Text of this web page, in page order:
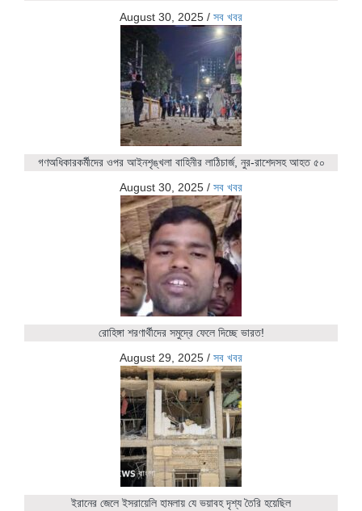
August 30, 2025 / সব খবর
গণঅধিকারকর্মীদের ওপর আইনশৃঙ্খলা বাহিনীর লাঠিচার্জ, নুর-রাশেদসহ আহত ৫০
August 30, 2025 / সব খবর
রোহিঙ্গা শরণার্থীদের সমুদ্রে ফেলে দিচ্ছে ভারত!
August 29, 2025 / সব খবর
ইরানের জেলে ইসরায়েলি হামলায় যে ভয়াবহ দৃশ্য তৈরি হয়েছিল